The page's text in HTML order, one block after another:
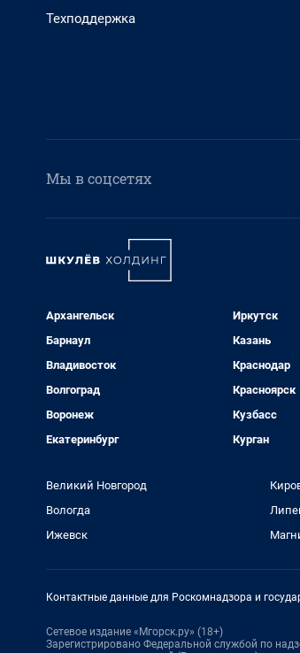
Техподдержка
Мы в соцсетях
Архангельск
Барнаул
Владивосток
Волгоград
Воронеж
Екатеринбург
Иркутск
Казань
Краснодар
Красноярск
Кузбасс
Курган
Великий Новгород
Вологда
Ижевск
Контактные данные для Роскомнадзора и
Сетевое издание «Мгорск.ру» (18+)
Зарегистрировано Федеральной службой по